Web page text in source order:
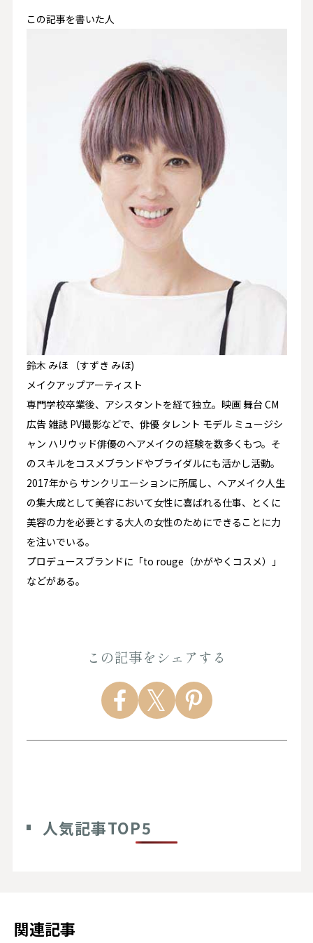
この記事を書いた人
鈴木 みほ （すずき みほ)
メイクアップアーティスト
専門学校卒業後、アシスタントを経て独立。映画 舞台 CM
広告 雑誌 PV撮影などで、俳優 タレント モデル ミュージシ
ャン ハリウッド俳優のヘアメイクの経験を数多くもつ。そ
のスキルをコスメブランドやブライダルにも活かし活動。
2017年から サンクリエーションに所属し、ヘアメイク人生
の集大成として美容において女性に喜ばれる仕事、とくに
美容の力を必要とする大人の女性のためにできることに力
を注いでいる。
プロデュースブランドに「to rouge（かがやくコスメ）」
などがある。
この記事をシェアする
人気記事TOP5
関連記事